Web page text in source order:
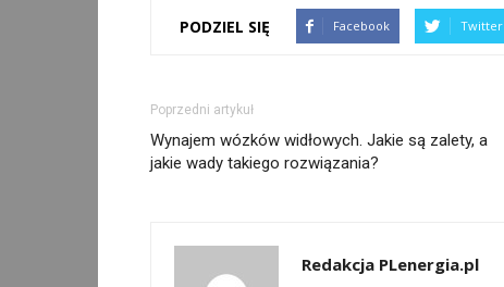
PODZIEL SIĘ Facebook Twitter
Poprzedni artykuł
Wynajem wózków widłowych. Jakie są zalety, a
jakie wady takiego rozwiązania?
Redakcja PLenergia.pl